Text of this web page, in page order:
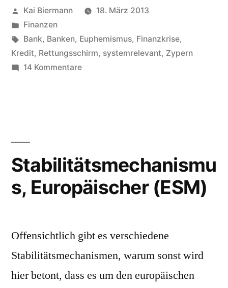
Veröffentlicht
von
Kai Biermann
18. März 2013
Veröffentlicht
in
Finanzen
Schlagwörter:
Bank, Banken, Euphemismus, Finanzkrise,
Kredit, Rettungsschirm, systemrelevant, Zypern
14 Kommentarezu
Stabilitätsmechanismu
s, Europäischer (ESM)
Offensichtlich gibt es verschiedene
Stabilitätsmechanismen, warum sonst wird
hier betont, dass es um den europäischen